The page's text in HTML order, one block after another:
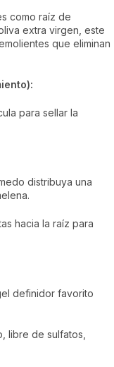
como raíz de
extra virgen, este
que eliminan
para sellar la
distribuya una
hacia la raíz para
definidor favorito
libre de sulfatos,